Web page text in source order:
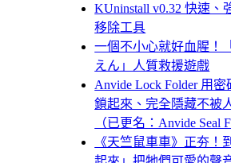
KUninstall v0.32 快速、
移除工具
一個不小心就好血腥！
えん」人質救援遊戲
Anvide Lock Folder 用
鎖起來、完全隱藏不被
（已更名：Anvide Seal
《天竺鼠車車》正夯！